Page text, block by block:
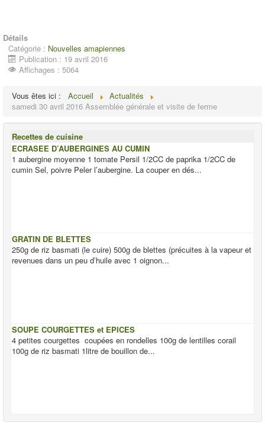
Détails
Catégorie : Nouvelles amapiennes
Publication : 19 avril 2016
Affichages : 5064
Vous êtes ici : Accueil
Actualités
samedi 30 avril 2016 Assemblée générale et visite de ferme
Recettes de cuisine
ECRASEE D’AUBERGINES AU CUMIN
1 aubergine moyenne 1 tomate Persil 1/2CC de paprika 1/2CC de
cumin Sel, poivre Peler l’aubergine. La couper en dés...
GRATIN DE BLETTES
250g de riz basmati (le cuire) 500g de blettes (précuites à la vapeur et
revenues dans un peu d’huile avec 1 oignon...
SOUPE COURGETTES et EPICES
4 petites courgettes coupées en rondelles 100g de lentilles corail
100g de riz basmati 1litre de bouillon de...